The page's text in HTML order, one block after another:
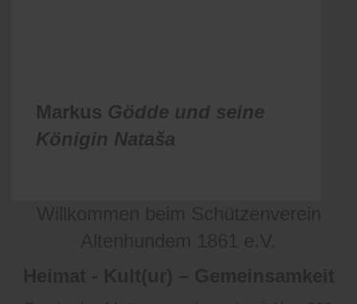
Markus Gödde und seine
Königin Nataša